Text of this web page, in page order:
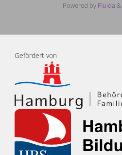
Powered byFluida &
Gefördert von